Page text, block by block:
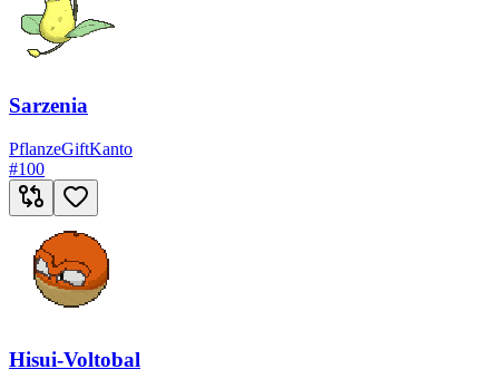
Sarzenia
PflanzeGiftKanto
#100
Hisui-Voltobal